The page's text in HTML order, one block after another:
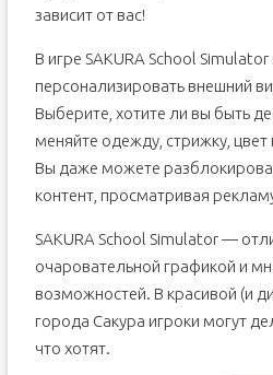
зависит от вас!
В игре SAKURA School
персонализировать внешний
Выберите, хотите ли вы быть
меняйте одежду, стрижку, цвет
Вы даже можете
контент, просматривая
SAKURA School Simulator —
очаровательной графикой и
возможностей. В красивой (и
города Сакура игроки могут
что хотят.